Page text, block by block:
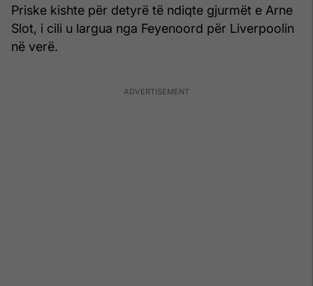
Priske kishte për detyrë të ndiqte gjurmët e Arne
Slot, i cili u largua nga Feyenoord për Liverpoolin
në verë.